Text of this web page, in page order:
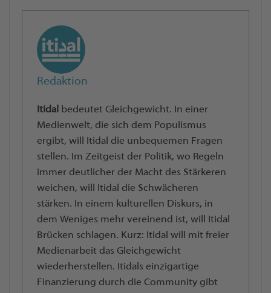
Redaktion
Itidal bedeutet Gleichgewicht. In einer
Medienwelt, die sich dem Populismus
ergibt, will Itidal die unbequemen Fragen
stellen. Im Zeitgeist der Politik, wo Regeln
immer deutlicher der Macht des Stärkeren
weichen, will Itidal die Schwächeren
stärken. In einem kulturellen Diskurs, in
dem Weniges mehr vereinend ist, will Itidal
Brücken schlagen. Kurz: Itidal will mit freier
Medienarbeit das Gleichgewicht
wiederherstellen. Itidals einzigartige
Finanzierung durch die Community gibt